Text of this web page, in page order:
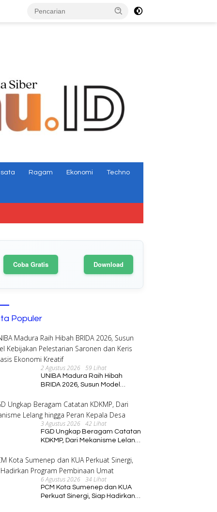
Ragam Ekonomi Techno
Coba Gratis Download
Populer
2 Agustus 2026 59 Lihat
UNIBA Madura Raih Hibah
BRIDA 2026, Susun Model
dan Keris Berbasis Ekonomi
Kreatif
3 Agustus 2026 42 Lihat
FGD Ungkap Beragam Catatan
KDKMP, Dari Mekanisme Lelang
6 Agustus 2026 34 Lihat
PCM Kota Sumenep dan KUA
Perkuat Sinergi, Siap Hadirkan